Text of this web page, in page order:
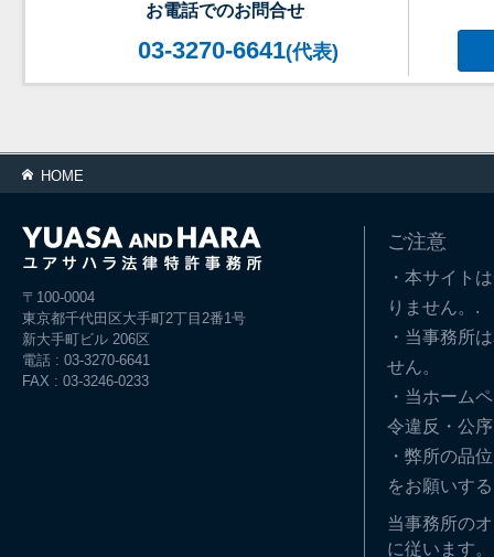
お電話でのお問合せ
03-3270-6641(代表)
HOME
〒100-0004
東京都千代田区大手町2丁目2番1号
新大手町ビル 206区
電話 : 03-3270-6641
FAX : 03-3246-0233
ご注意
・本サイト
りません。.
・当事務所
せん。
・当ホーム
令違反・公
・弊所の品
をお願いす
当事務所の
に従います。